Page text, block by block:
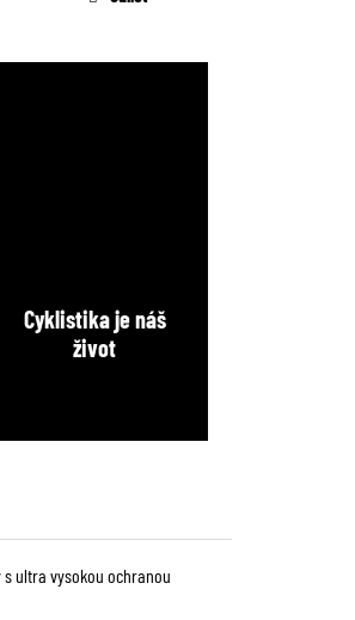
Cyklistika je náš
život
s ultra vysokou ochranou